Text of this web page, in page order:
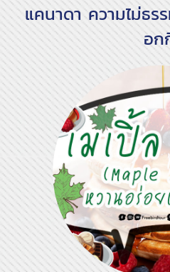
แคนาดา ความไม่ธร
อก